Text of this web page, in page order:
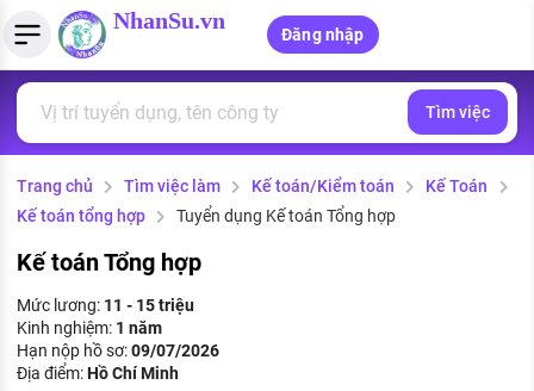
NhanSu.vn
Đăng nhập
Tìm việc làm
Việc làm ngành luật
Việc làm tốt nhất
CÔNG TY
Quản lý CV
Tải CV lên
MẪU CV THEO STYLE
Mẫu CV đơn giản
Tính lương Gross - Net
Tính thuế thu nhập cá nhân
PHÁP LUẬT VIỆT NAM
Văn bản pháp luật
Chính sách mới
PHÁP LUẬT LAO ĐỘNG
Lao động và tiền lương
Bảo hiểm và phúc lợi
Tìm việc
Trang chủ Tìm việc làm Kế toán/Kiểm toán
Kế Toán
Kế toán tổng hợp
Tuyển dụng Kế toán Tổng hợp
Kế toán Tổng hợp
Mức lương: 11 - 15 triệu
Kinh nghiệm: 1 năm
Hạn nộp hồ sơ:09/07/2026
Địa điểm:Hồ Chí Minh